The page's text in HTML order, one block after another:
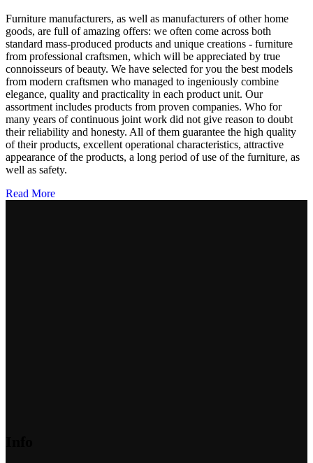
Furniture manufacturers, as well as manufacturers of other home
goods, are full of amazing offers: we often come across both
standard mass-produced products and unique creations - furniture
from professional craftsmen, which will be appreciated by true
connoisseurs of beauty. We have selected for you the best models
from modern craftsmen who managed to ingeniously combine
elegance, quality and practicality in each product unit. Our
assortment includes products from proven companies. Who for
many years of continuous joint work did not give reason to doubt
their reliability and honesty. All of them guarantee the high quality
of their products, excellent operational characteristics, attractive
appearance of the products, a long period of use of the furniture, as
well as safety.
Read More